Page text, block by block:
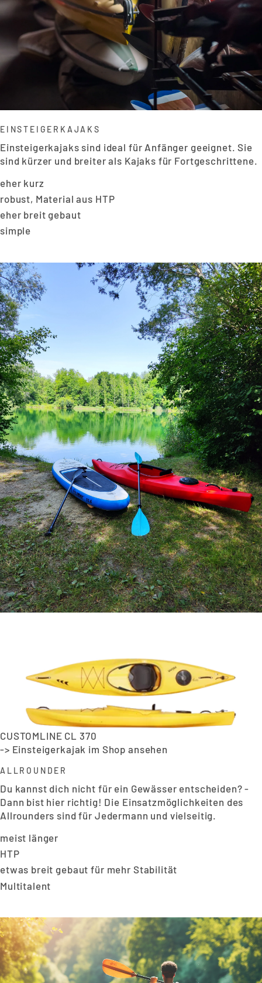
EINSTEIGERKAJAKS
Einsteigerkajaks sind ideal für Anfänger geeignet. Sie
sind kürzer und breiter als Kajaks für Fortgeschrittene.
eher kurz
robust, Material aus HTP
eher breit gebaut
simple
CUSTOMLINE CL 370
-> Einsteigerkajak im Shop ansehen
ALLROUNDER
Du kannst dich nicht für ein Gewässer entscheiden? -
Dann bist hier richtig! Die Einsatzmöglichkeiten des
Allrounders sind für Jedermann und vielseitig.
meist länger
HTP
etwas breit gebaut für mehr Stabilität
Multitalent